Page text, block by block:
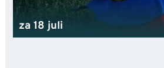
za 18 juli